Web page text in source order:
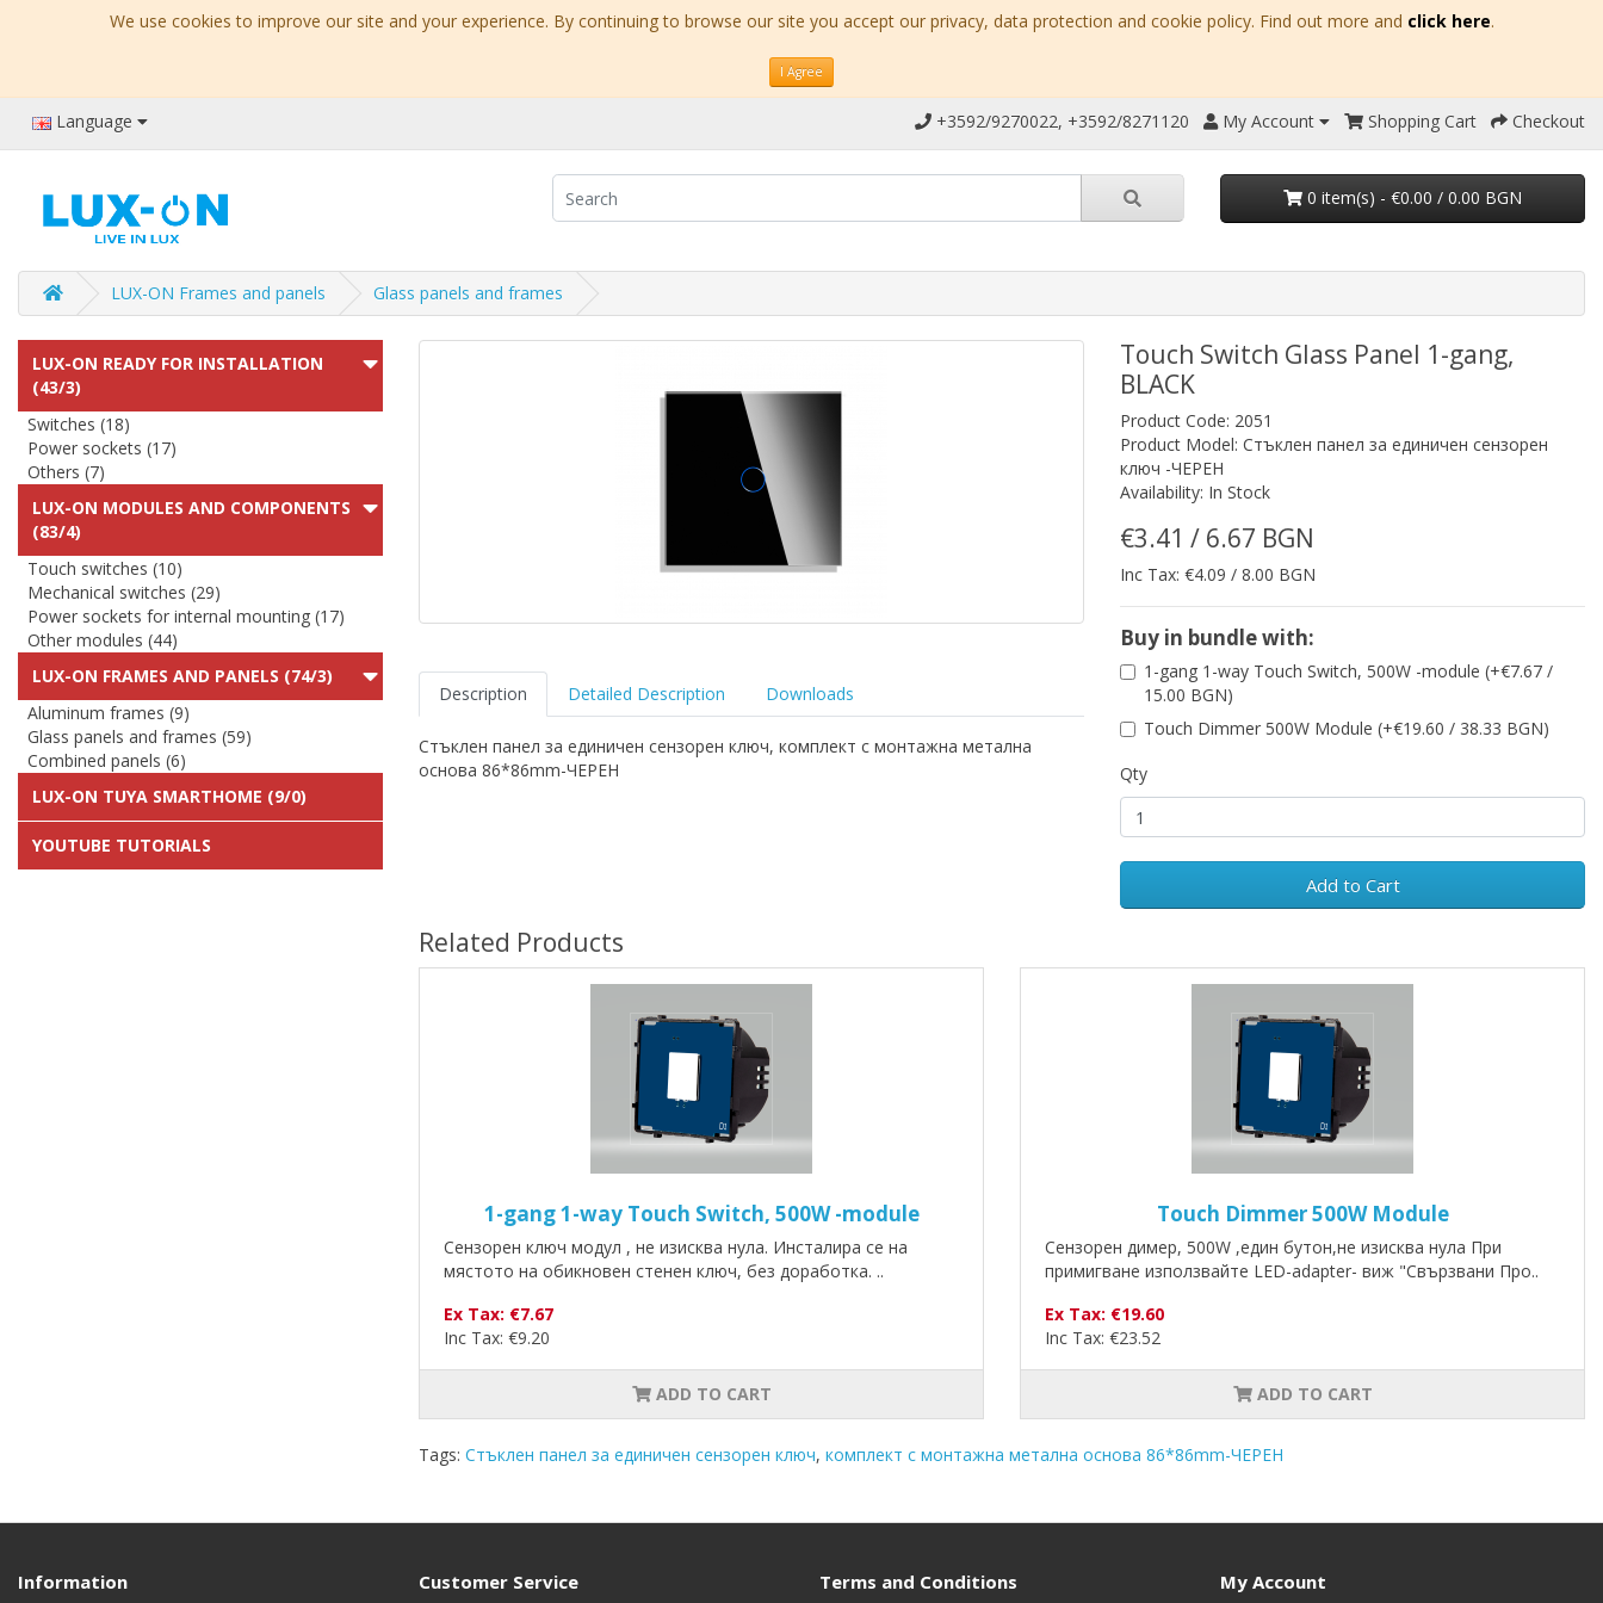
We use cookies to improve our site and your experience. By continuing to browse our site you accept our privacy, data protection and cookie policy. Find out more and click here.
I Agree
Language +3592/9270022, +3592/8271120 My Account Shopping Cart Checkout
0 item(s) - €0.00 / 0.00 BGN
LUX-ON Frames and panels Glass panels and frames
LUX-ON READY FOR INSTALLATION
(43/3)
Switches (18)
Power sockets (17)
Others (7)
LUX-ON MODULES AND COMPONENTS
(83/4)
Touch switches (10)
Mechanical switches (29)
Power sockets for internal mounting (17)
Other modules (44)
LUX-ON FRAMES AND PANELS (74/3)
Aluminum frames (9)
Glass panels and frames (59)
Combined panels (6)
LUX-ON TUYA SMARTHOME (9/0)
YOUTUBE TUTORIALS
Description Detailed Description Downloads
Стъклен панел за единичен сензорен ключ, комплект с монтажна метална
основа 86*86mm-ЧЕРЕН
Touch Switch Glass Panel 1-gang,
BLACK
Product Code: 2051
Product Model: Стъклен панел за единичен сензорен
ключ -ЧЕРЕН
Availability: In Stock
€3.41 / 6.67 BGN
Inc Tax: €4.09 / 8.00 BGN
Buy in bundle with:
1-gang 1-way Touch Switch, 500W -module (+€7.67 /
15.00 BGN)
Touch Dimmer 500W Module (+€19.60 / 38.33 BGN)
Qty
Add to Cart
Related Products
1-gang 1-way Touch Switch, 500W -module
Сензорен ключ модул , не изисква нула. Инсталира се на
мястото на обикновен стенен ключ, без доработка. ..
Ex Tax: €7.67
Inc Tax: €9.20
ADD TO CART
Touch Dimmer 500W Module
Сензорен димер, 500W ,един бутон,не изисква нула При
примигване използвайте LED-adapter- виж "Свързвани Про..
Ex Tax: €19.60
Inc Tax: €23.52
ADD TO CART
Tags: Стъклен панел за единичен сензорен ключ, комплект с монтажна метална основа 86*86mm-ЧЕРЕН
Information Customer Service Terms and Conditions My Account